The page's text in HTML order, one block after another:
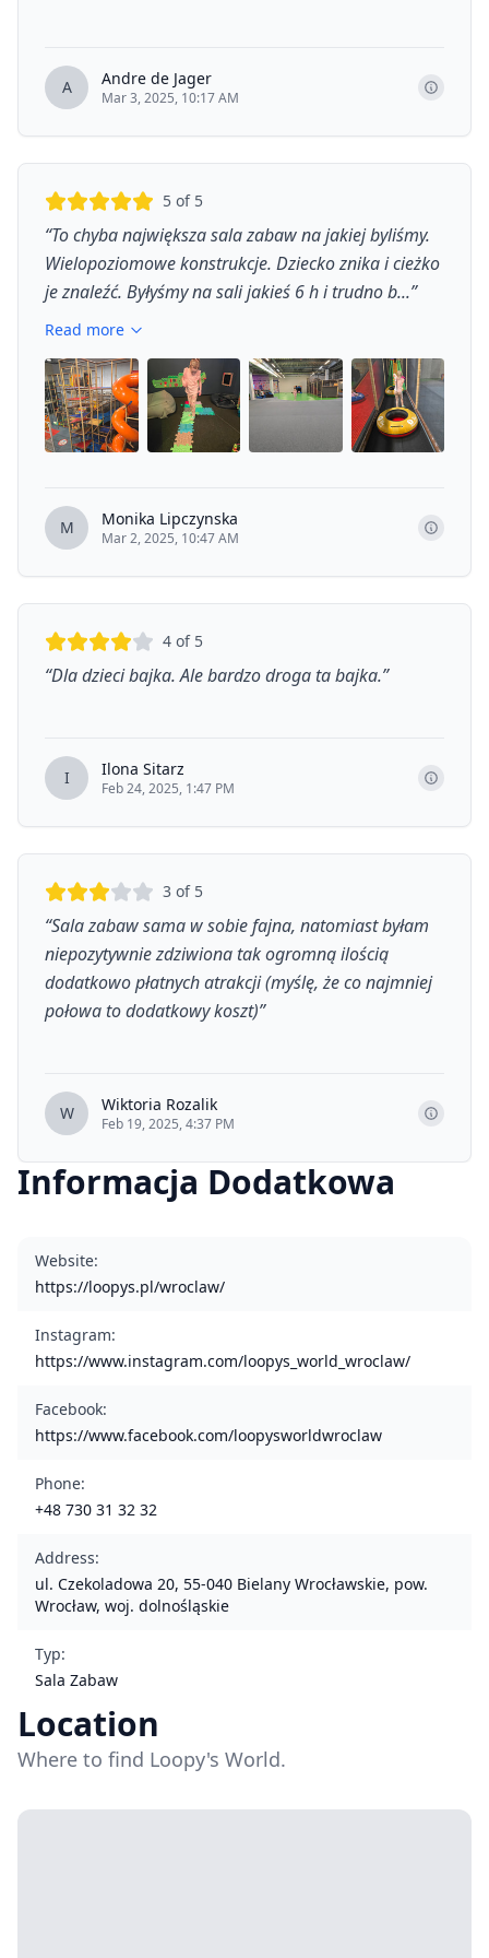
A Andre de Jager
Mar 3, 2025, 10:17 AM
5 of 5
“To chyba największa sala zabaw na jakiej byliśmy.
Wielopoziomowe konstrukcje. Dziecko znika i cieżko
je znaleźć. Byłyśmy na sali jakieś 6 h i trudno b...”
Read more
M Monika Lipczynska
Mar 2, 2025, 10:47 AM
4 of 5
“Dla dzieci bajka. Ale bardzo droga ta bajka.”
I Ilona Sitarz
Feb 24, 2025, 1:47 PM
3 of 5
“Sala zabaw sama w sobie fajna, natomiast byłam
niepozytywnie zdziwiona tak ogromną ilością
dodatkowo płatnych atrakcji (myślę, że co najmniej
połowa to dodatkowy koszt)”
W Wiktoria Rozalik
Feb 19, 2025, 4:37 PM
Informacja Dodatkowa
Website:
https://loopys.pl/wroclaw/
Instagram:
https://www.instagram.com/loopys_world_wroclaw/
Facebook:
https://www.facebook.com/loopysworldwroclaw
Phone:
+48 730 31 32 32
Address:
ul. Czekoladowa 20, 55-040 Bielany Wrocławskie, pow.
Wrocław, woj. dolnośląskie
Typ:
Sala Zabaw
Location
Where to find Loopy's World.